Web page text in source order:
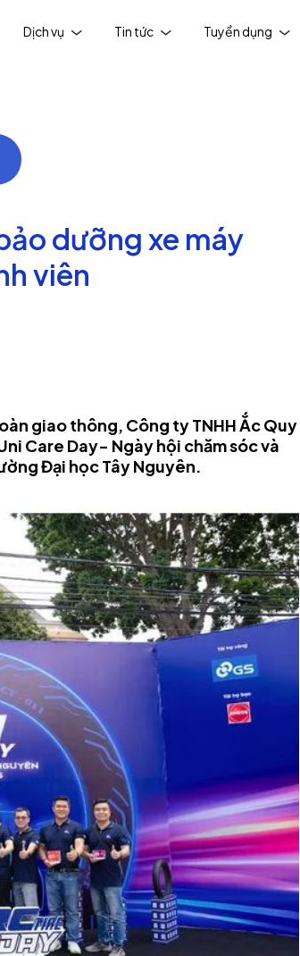
Dịch vụ Tin tức Tuyển dụng
dưỡng xe máy
viên
giao thông, Công ty TNHH Ắc Quy
Care Day- Ngày hội chăm sóc và
Đại học Tây Nguyên.